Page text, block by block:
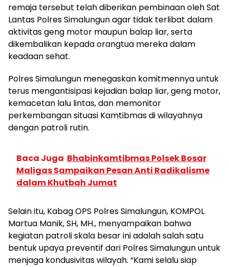
remaja tersebut telah diberikan pembinaan oleh Sat
Lantas Polres Simalungun agar tidak terlibat dalam
aktivitas geng motor maupun balap liar, serta
dikembalikan kepada orangtua mereka dalam
keadaan sehat.
Polres Simalungun menegaskan komitmennya untuk
terus mengantisipasi kejadian balap liar, geng motor,
kemacetan lalu lintas, dan memonitor
perkembangan situasi Kamtibmas di wilayahnya
dengan patroli rutin.
Baca Juga Bhabinkamtibmas Polsek Bosar
Maligas Sampaikan Pesan Anti Radikalisme
dalam Khutbah Jumat
Selain itu, Kabag OPS Polres Simalungun, KOMPOL
Martua Manik, SH, MH., menyampaikan bahwa
kegiatan patroli skala besar ini adalah salah satu
bentuk upaya preventif dari Polres Simalungun untuk
menjaga kondusivitas wilayah. “Kami selalu siap